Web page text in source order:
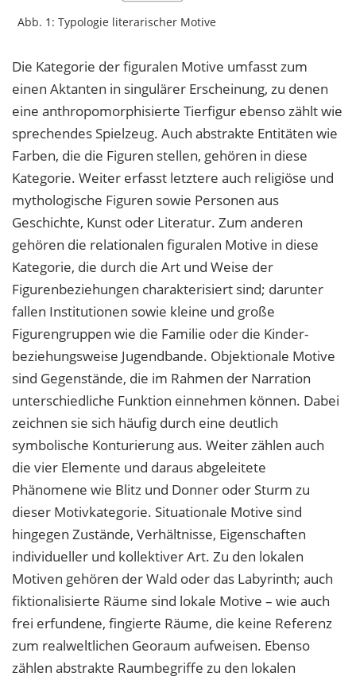
Abb. 1: Typologie literarischer Motive
Die Kategorie der figuralen Motive umfasst zum
einen Aktanten in singulärer Erscheinung, zu denen
eine anthropomorphisierte Tierfigur ebenso zählt wie
sprechendes Spielzeug. Auch abstrakte Entitäten wie
Farben, die die Figuren stellen, gehören in diese
Kategorie. Weiter erfasst letztere auch religiöse und
mythologische Figuren sowie Personen aus
Geschichte, Kunst oder Literatur. Zum anderen
gehören die relationalen figuralen Motive in diese
Kategorie, die durch die Art und Weise der
Figurenbeziehungen charakterisiert sind; darunter
fallen Institutionen sowie kleine und große
Figurengruppen wie die Familie oder die Kinder-
beziehungsweise Jugendbande. Objektionale Motive
sind Gegenstände, die im Rahmen der Narration
unterschiedliche Funktion einnehmen können. Dabei
zeichnen sie sich häufig durch eine deutlich
symbolische Konturierung aus. Weiter zählen auch
die vier Elemente und daraus abgeleitete
Phänomene wie Blitz und Donner oder Sturm zu
dieser Motivkategorie. Situationale Motive sind
hingegen Zustände, Verhältnisse, Eigenschaften
individueller und kollektiver Art. Zu den lokalen
Motiven gehören der Wald oder das Labyrinth; auch
fiktionalisierte Räume sind lokale Motive – wie auch
frei erfundene, fingierte Räume, die keine Referenz
zum realweltlichen Georaum aufweisen. Ebenso
zählen abstrakte Raumbegriffe zu den lokalen